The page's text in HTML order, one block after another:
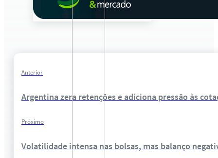
Anterior
Argentina zera retenções e adiciona pressão às
Próximo
Volatilidade intensa nas bolsas, mas balanço